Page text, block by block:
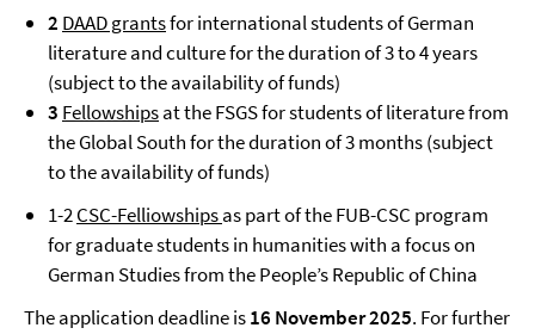
2 DAAD grantsfor international students of German
literature and culture for the duration of 3 to 4 years
(subject to the availability of funds)
3 Fellowshipsat the FSGS for students of literature from
the Global South for the duration of 3 months (subject
to the availability of funds)
1-2CSC-Felliowshipsas part of the FUB-CSC program
for graduate students in humanities with a focus on
German Studies from the People’s Republic of China
The application deadline is16 November 2025. For further